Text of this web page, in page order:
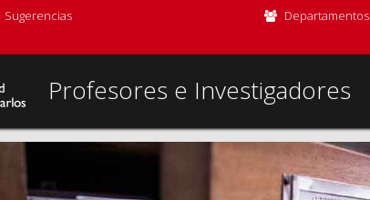
Sugerencias Departamentos
Profesores e Investigadores